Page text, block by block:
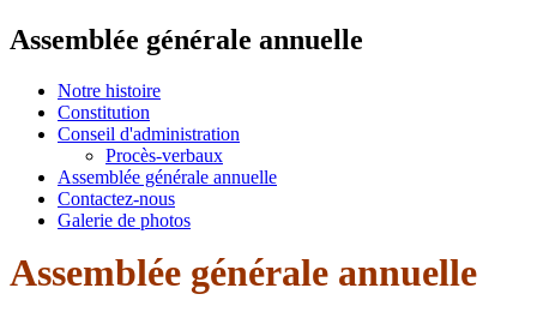
Assemblée générale annuelle
Notre histoire
Constitution
Conseil d'administration
Procès-verbaux
Assemblée générale annuelle
Contactez-nous
Galerie de photos
Assemblée générale annuelle